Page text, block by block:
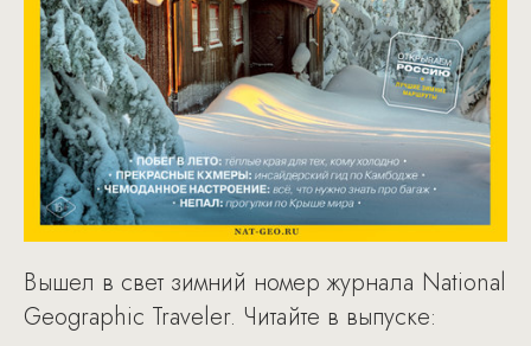
Вышел в свет зимний номер журнала National
Geographic Traveler. Читайте в выпуске: